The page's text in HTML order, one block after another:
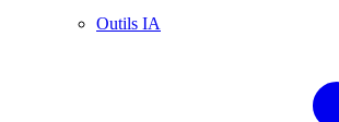
Outils IA